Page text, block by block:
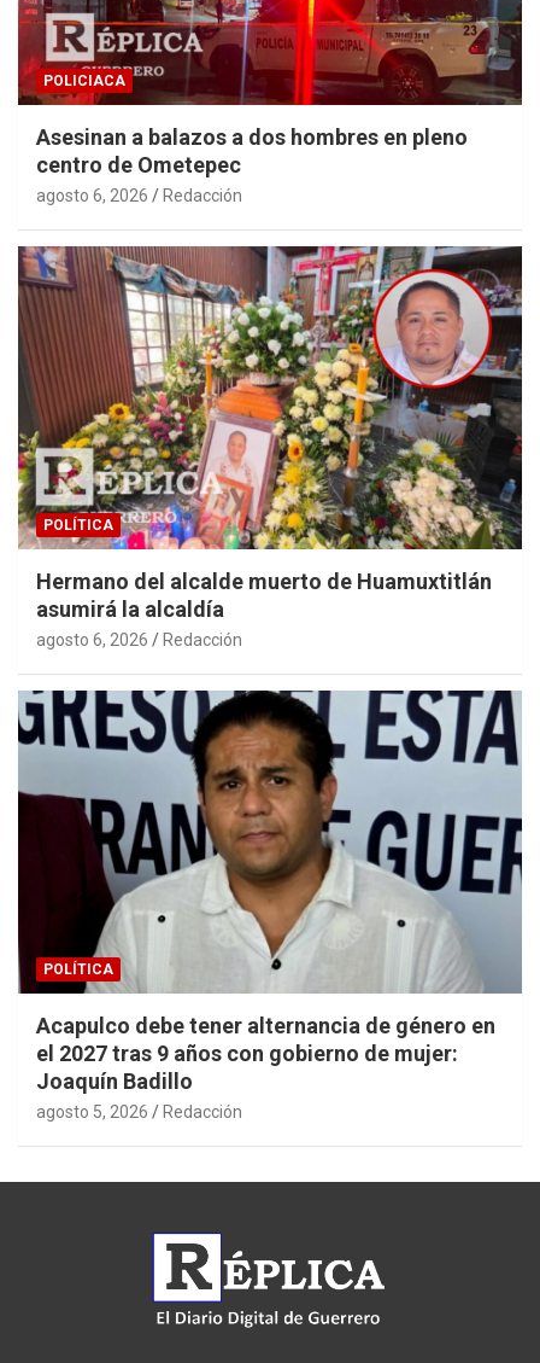
POLICIACA
Asesinan a balazos a dos hombres en pleno
centro de Ometepec
agosto 6, 2026 Redacción
POLÍTICA
Hermano del alcalde muerto de Huamuxtitlán
asumirá la alcaldía
agosto 6, 2026 Redacción
POLÍTICA
Acapulco debe tener alternancia de género en
el 2027 tras 9 años con gobierno de mujer:
Joaquín Badillo
agosto 5, 2026 Redacción